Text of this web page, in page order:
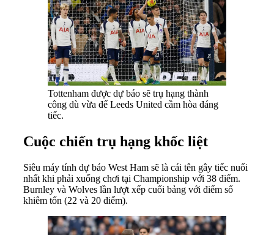
Tottenham được dự báo sẽ trụ hạng thành
công dù vừa để Leeds United cầm hòa đáng
tiếc.
Cuộc chiến trụ hạng khốc liệt
Siêu máy tính dự báo West Ham sẽ là cái tên gây tiếc nuối
nhất khi phải xuống chơi tại Championship với 38 điểm.
Burnley và Wolves lần lượt xếp cuối bảng với điểm số
khiêm tốn (22 và 20 điểm).